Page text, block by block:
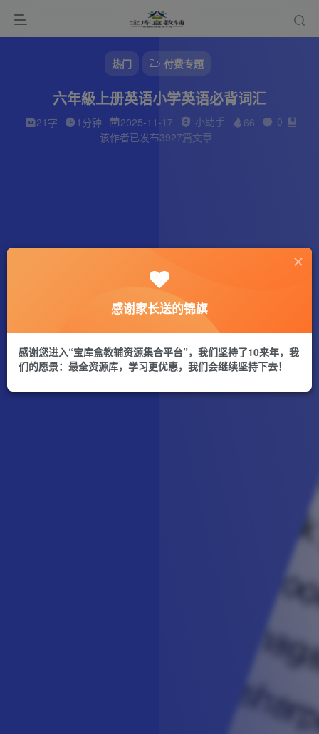
热门 付费专题
六年級上册英语小学英语必背词汇
21字 1分钟 2025-11-17 小助手 66
0
该作者已发布3927篇文章
感谢家长送的锦旗
感谢您进入“宝库盒教辅资源集合平台”，我们坚持了10来年，我
们的愿景：最全资源库，学习更优惠，我们会继续坚持下去！